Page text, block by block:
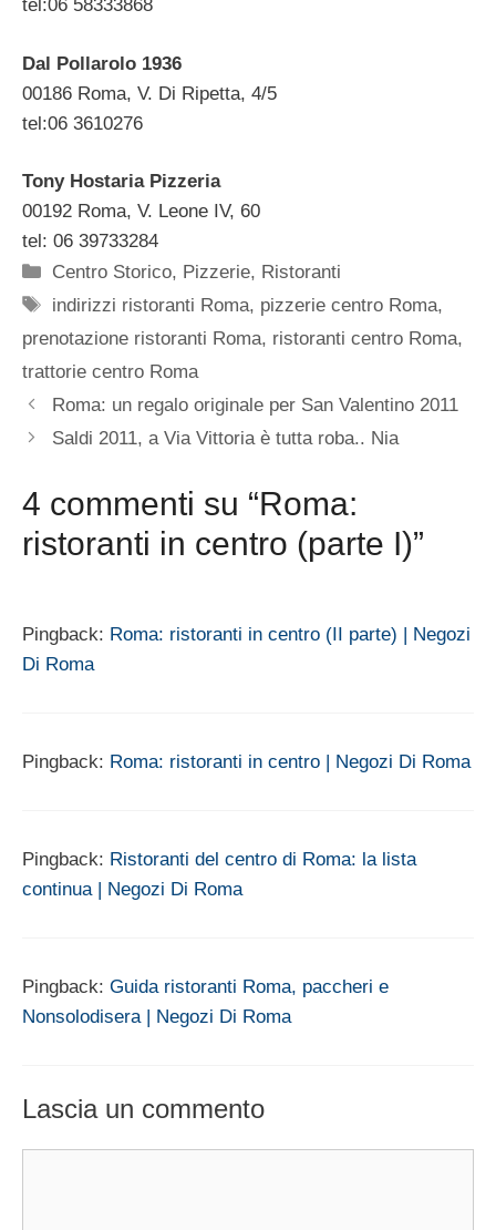
tel:06 58333868
Dal Pollarolo 1936
00186 Roma, V. Di Ripetta, 4/5
tel:06 3610276
Tony Hostaria Pizzeria
00192 Roma, V. Leone IV, 60
tel: 06 39733284
Categorie
Centro Storico, Pizzerie, Ristoranti
Tag
indirizzi ristoranti Roma, pizzerie centro Roma,
prenotazione ristoranti Roma, ristoranti centro Roma,
trattorie centro Roma
Roma: un regalo originale per San Valentino 2011
Saldi 2011, a Via Vittoria è tutta roba.. Nia
4 commenti su “Roma:
ristoranti in centro (parte I)”
Pingback: Roma: ristoranti in centro (II parte) | Negozi
Di Roma
Pingback: Roma: ristoranti in centro | Negozi Di Roma
Pingback: Ristoranti del centro di Roma: la lista
continua | Negozi Di Roma
Pingback: Guida ristoranti Roma, paccheri e
Nonsolodisera | Negozi Di Roma
Lascia un commento